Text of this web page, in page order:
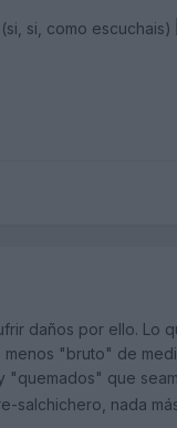
si, como escuchais)
daños por ello. Lo
"bruto" de
"quemados" que
salchichero, nada